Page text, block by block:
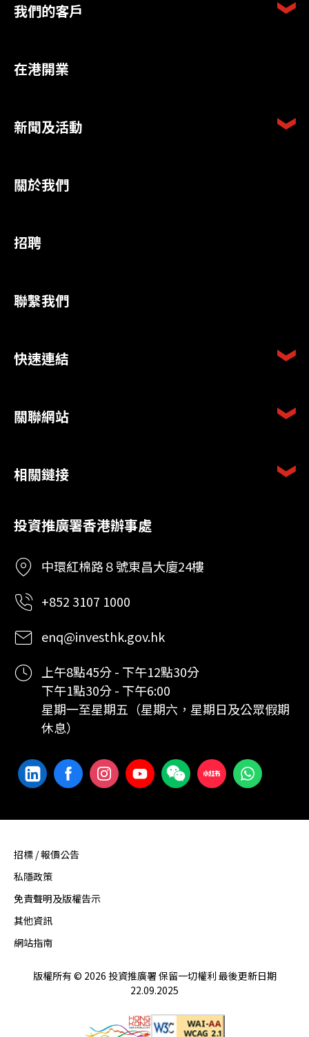
我們的客戶
在港開業
新聞及活動
關於我們
招聘
聯繫我們
快速連結
關聯網站
相關鏈接
投資推廣署香港辦事處
中環紅棉路８號東昌大廈24樓
+852 3107 1000
enq@investhk.gov.hk
上午8點45分 - 下午12點30分
下午1點30分 - 下午6:00
星期一至星期五（星期六，星期日及公眾假期
休息）
招標 / 報價公告
私隱政策
免責聲明及版權告示
其他資訊
網站指南
版權所有 © 2026 投資推廣署 保留一切權利 最後更新日期
22.09.2025